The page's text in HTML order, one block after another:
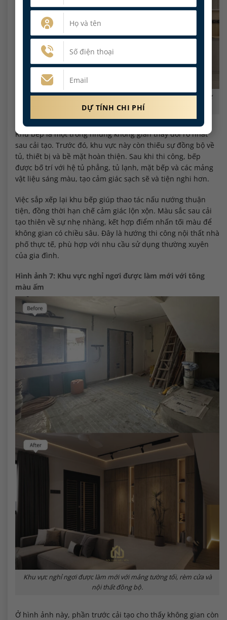
Khu bếp cũ được cải tạo thành không gian nấu nướng gọn gàng
với hệ tủ và thiết bị hiện đại.
Khu bếp là một trong những không gian thay đổi rõ nhất
sau cải tạo. Trước đó, khu vực này còn thiếu sự đồng bộ về
tủ, thiết bị và bề mặt hoàn thiện. Sau khi thi công, bếp
được bố trí với hệ tủ phẳng, tủ lạnh, mặt bếp và các mảng
vật liệu sáng màu, tạo cảm giác sạch sẽ và tiện nghi hơn.
Việc sắp xếp lại khu bếp giúp thao tác nấu nướng thuận
tiện, đồng thời hạn chế cảm giác lộn xộn. Màu sắc sau cải
tạo thiên về sự nhẹ nhàng, kết hợp điểm nhấn tối màu để
không gian có chiều sâu. Đây là hướng thi công nội thất nhà
phố thực tế, phù hợp với nhu cầu sử dụng thường xuyên
của gia đình.
Hình ảnh 7: Khu vực nghỉ ngơi được làm mới với tông
màu ấm
Khu vực nghỉ ngơi được làm mới với mảng tường tối, rèm cửa và
nội thất đồng bộ.
Ở hình ảnh này, phần trước cải tạo cho thấy không gian còn